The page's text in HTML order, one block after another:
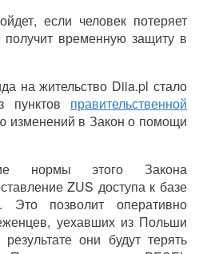
если человек потеряет
временную защиту в
на жительство Diia.pl стало
пунктов правительственной
изменений в Закон о помощи
нормы этого Закона
ZUS доступа к базе
Это позволит оперативно
уехавших из Польши
они будут терять